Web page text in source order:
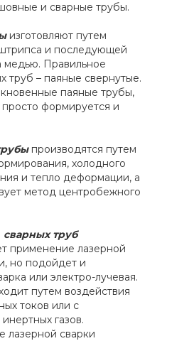
и сварные трубы.
изготовляют путем
и последующей
медью. Правильное
труб – паяные свернутые.
паяные трубы,
формируется и
производятся путем
холодного
и тепло деформации, а
метод центробежного
сварных труб
применение лазерной
но подойдет и
или электро-лучевая.
путем воздействия
токов или с
газов.
лазерной сварки